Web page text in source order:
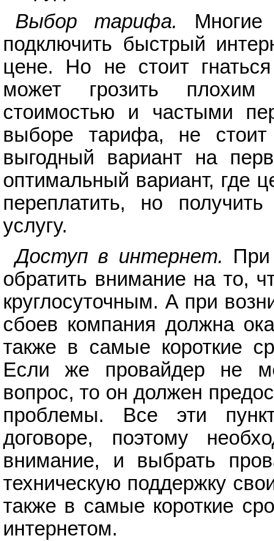
Выбор тарифа.
Многие
подключить быстрый
цене. Но не стоит
может грозить плохим
стоимостью и частыми
выборе тарифа, не
выгодный вариант на
оптимальный вариант, где
переплатить, но
услугу.
Доступ в интернет.
обратить внимание на то,
круглосуточным. А при
сбоев компания должна
также в самые короткие
Если же провайдер не
вопрос, то он должен
проблемы. Все эти
договоре, поэтому
внимание, и выбрать
техническую поддержку
также в самые короткие
интернетом.